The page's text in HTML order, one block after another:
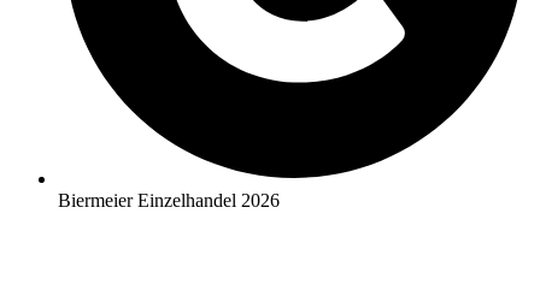
Biermeier Einzelhandel 2026